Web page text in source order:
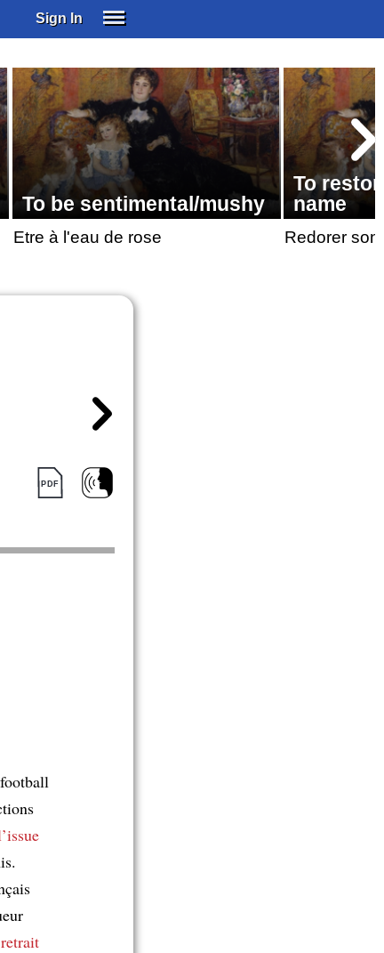
Sign In
SUBSCRIBE
EDUCATIONAL LICENSES
GIFT CARDS
OTHER LANGUAGES
ABOUT US
ALEXA
ADJUST COLORS
To be sentimental/mushy
Etre à l'eau de rose
To
name
Redorer
retrait